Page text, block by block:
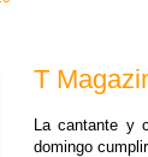
T
La cantante y
domingo